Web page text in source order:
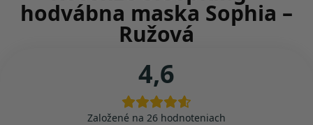
hodvábna maska Sophia –
Ružová
4,6
Založené na 26 hodnoteniach